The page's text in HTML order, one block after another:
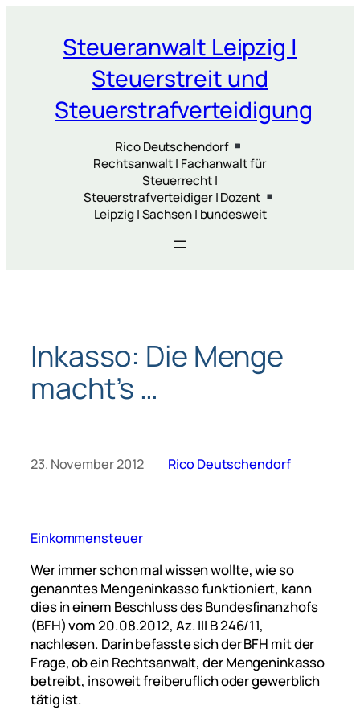
springenSteueranwalt Leipzig |
Steuerstreit und
Steuerstrafverteidigung
Rico Deutschendorf
Rechtsanwalt | Fachanwalt für
Steuerrecht |
Steuerstrafverteidiger | Dozent
Leipzig | Sachsen | bundesweit
Inkasso: Die Menge
macht’s …
23. November 2012 Rico Deutschendorf
Einkommensteuer
Wer immer schon mal wissen wollte, wie so
genanntes Mengeninkasso funktioniert, kann
dies in einem Beschluss des Bundesfinanzhofs
(BFH) vom 20.08.2012, Az. III B 246/11,
nachlesen. Darin befasste sich der BFH mit der
Frage, ob ein Rechtsanwalt, der Mengeninkasso
betreibt, insoweit freiberuflich oder gewerblich
tätig ist.